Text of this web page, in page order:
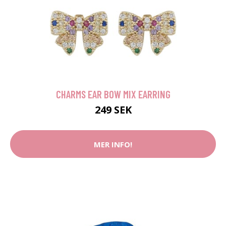
CHARMS EAR BOW MIX EARRING
249 SEK
MER INFO!